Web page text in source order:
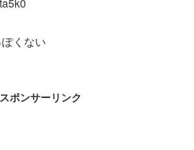
くない
スポンサーリンク